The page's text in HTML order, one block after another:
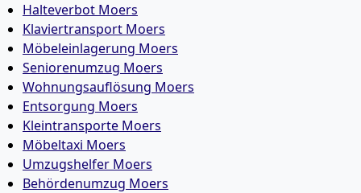
Halteverbot Moers
Klaviertransport Moers
Möbeleinlagerung Moers
Seniorenumzug Moers
Wohnungsauflösung Moers
Entsorgung Moers
Kleintransporte Moers
Möbeltaxi Moers
Umzugshelfer Moers
Behördenumzug Moers